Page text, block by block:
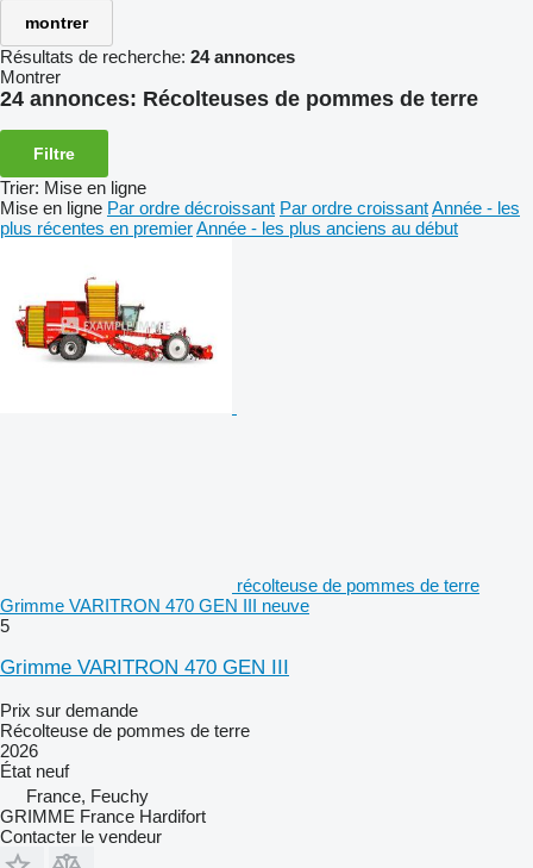
montrer
Résultats de recherche: 24 annonces
Montrer
24 annonces: Récolteuses de pommes de terre
Filtre
Trier: Mise en ligne
Mise en ligne Par ordre décroissant Par ordre croissantAnnée - les
plus récentes en premierAnnée - les plus anciens au début
récolteuse de pommes de terre
Grimme VARITRON 470 GEN III neuve
5
Grimme VARITRON 470 GEN III
Prix sur demande
Récolteuse de pommes de terre
2026
État neuf
France, Feuchy
GRIMME France Hardifort
Contacter le vendeur